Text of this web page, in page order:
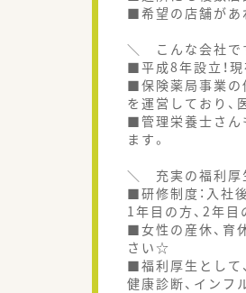
■希望の店舗があ
＼ こんな会社
■平成8年設立！
■保険薬局事業の
を運営しており、
■管理栄養士さん
ます。
＼ 充実の福利
■研修制度：入社
1年目の方、2年
■女性の産休、育
さい☆
■福利厚生として
健康診断、イン